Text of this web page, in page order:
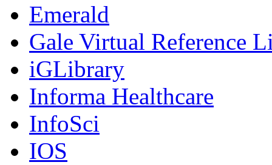
Emerald
Gale Virtual Reference
iGLibrary
Informa Healthcare
InfoSci
IOS